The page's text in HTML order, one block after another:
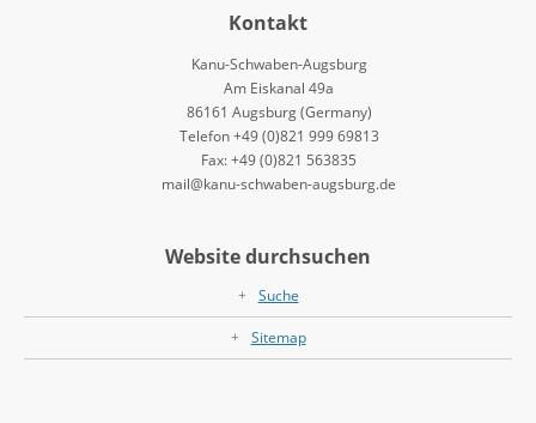
Kontakt
Kanu-Schwaben-Augsburg
Am Eiskanal 49a
86161 Augsburg (Germany)
Telefon +49 (0)821 999 69813
Fax: +49 (0)821 563835
mail@kanu-schwaben-augsburg.de
Website durchsuchen
Suche
Sitemap